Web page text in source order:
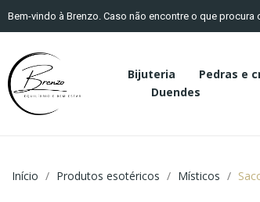
Bem-vindo à Brenzo. Caso não encontre o que procura
Bijuteria Pedras e
Duendes
Início Produtos esotéricos Místicos